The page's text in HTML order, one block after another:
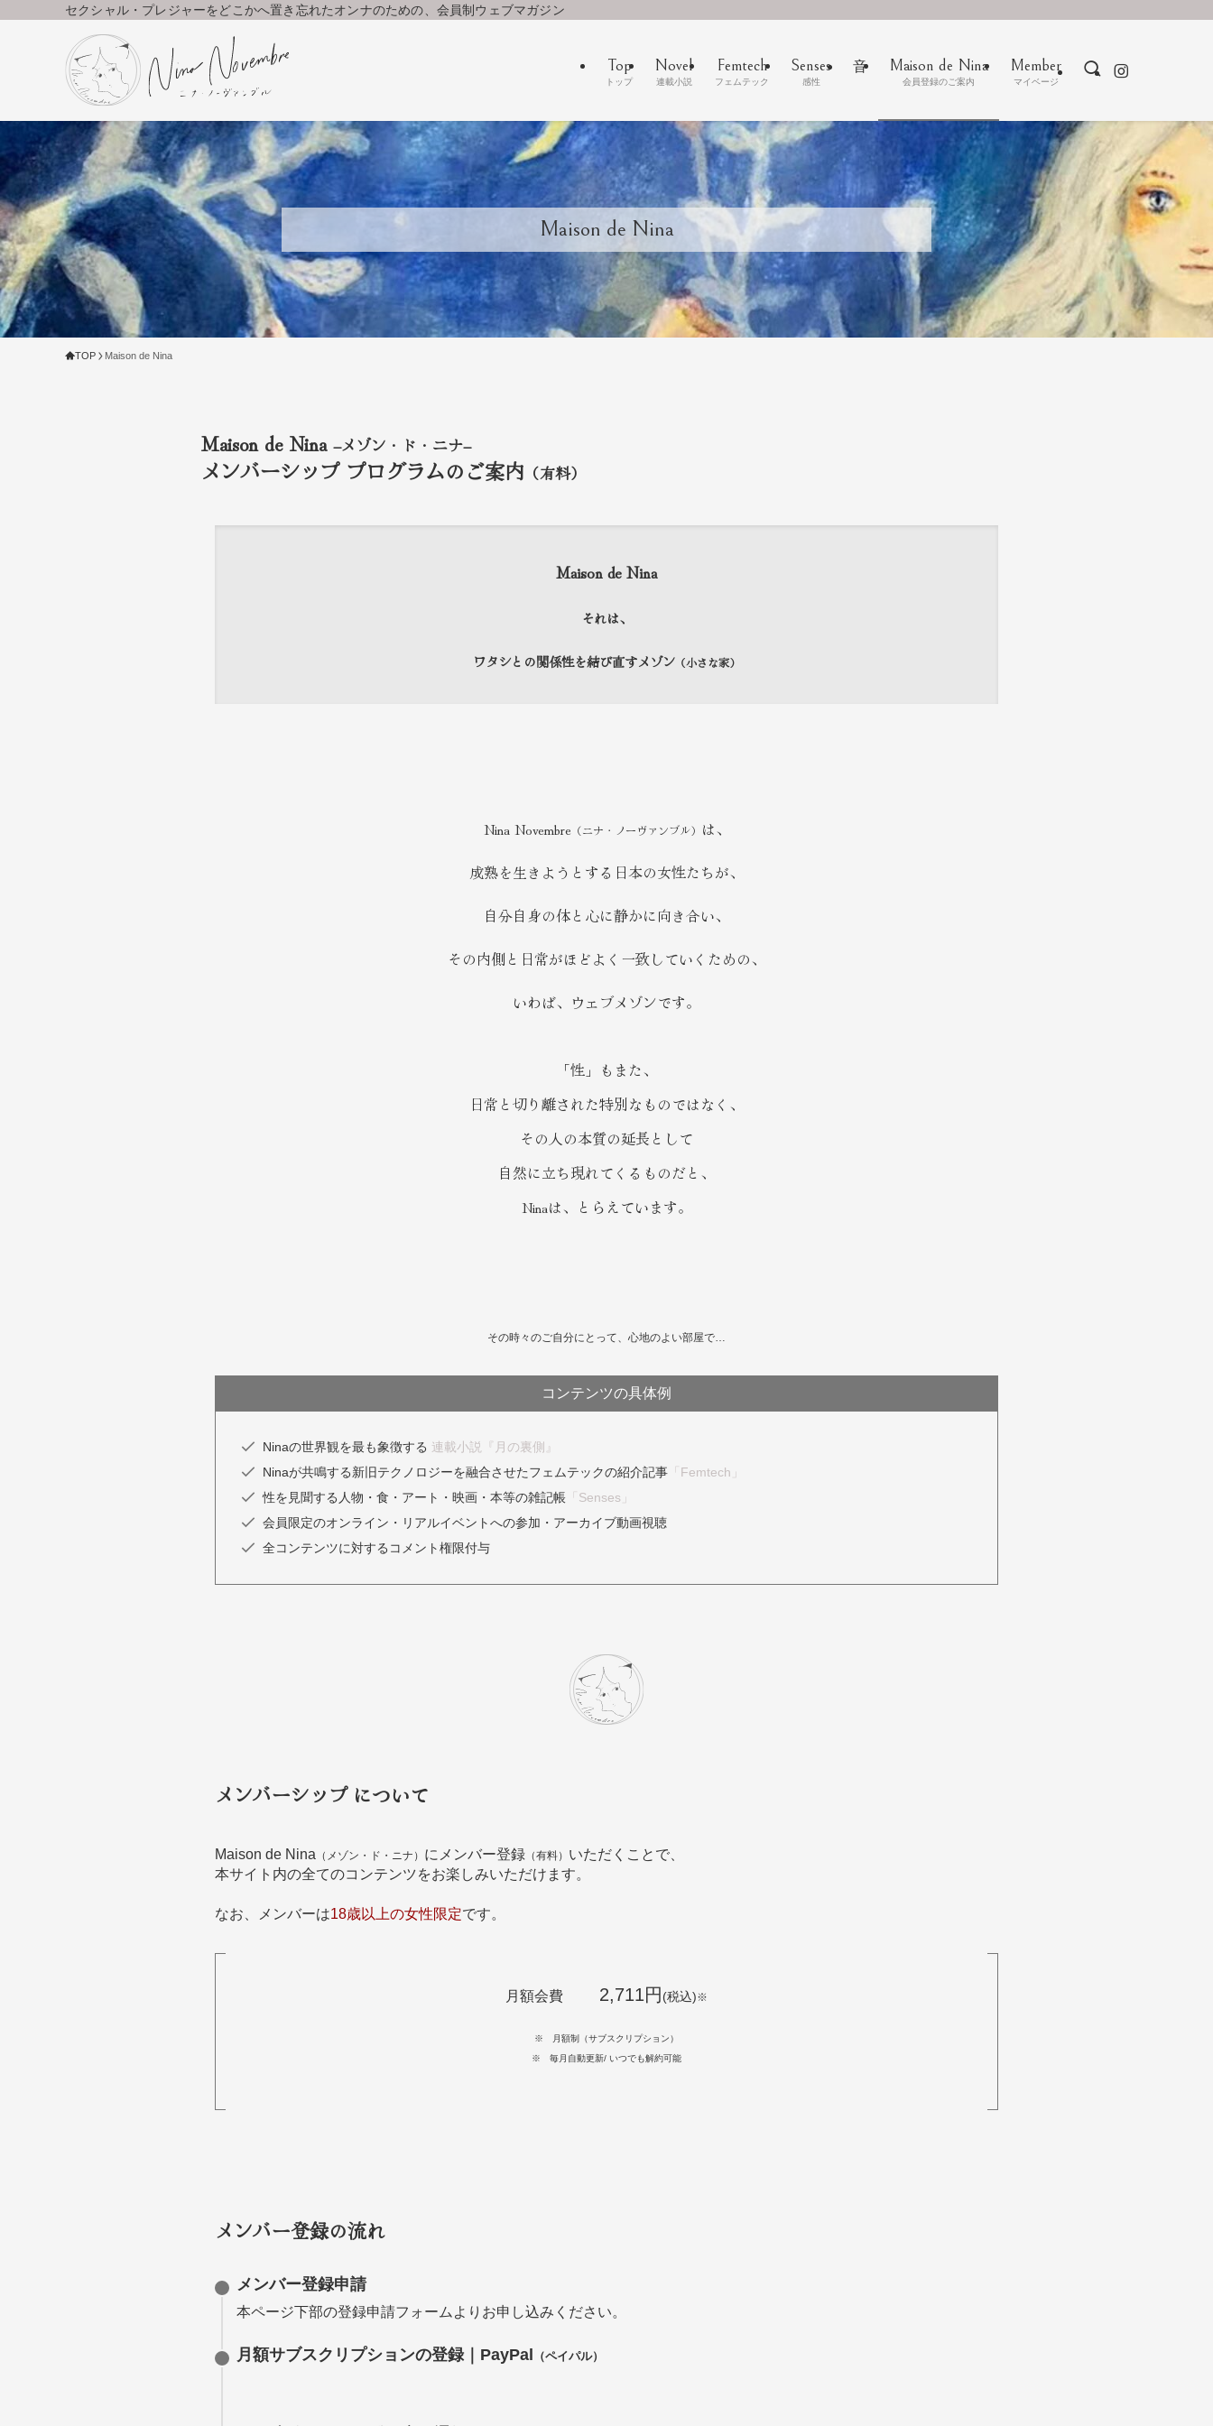
セクシャル・プレジャーをどこかへ置き忘れたオンナのための、会員制ウェブマガジン
Top
トップ
Novel
連載小説
Femtech
フェムテック
Senses
感性
音 Maison de Nina
会員登録のご案内
Member
マイベージ
Maison de Nina
TOP Maison de Nina
Maison de Nina –メゾン・ド・ニナ–
メンバーシップ プログラムのご案内 （有料）
Maison de Nina
それは、
ワタシとの関係性を結び直すメゾン （小さな家）
Nina Novembre（ニナ・ノーヴァンブル） は、
成熟を生きようとする日本の女性たちが、
自分自身の体と心に静かに向き合い、
その内側と日常がほどよく一致していくための、
いわば、ウェブメゾンです。
「性」もまた、
日常と切り離された特別なものではなく、
その人の本質の延長として
自然に立ち現れてくるものだと、
Ninaは、とらえています。
その時々のご自分にとって、心地のよい部屋で…
コンテンツの具体例
Ninaの世界観を最も象徴する 連載小説『月の裏側』
Ninaが共鳴する新旧テクノロジーを融合させたフェムテックの紹介記事 「Femtech」
性を見聞する人物・食・アート・映画・本等の雑記帳 「Senses」
会員限定のオンライン・リアルイベントへの参加・アーカイブ動画視聴
全コンテンツに対するコメント権限付与
メンバーシップ について
Maison de Nina （メゾン・ド・ニナ） にメンバー登録 （有料） いただくことで、
本サイト内の全てのコンテンツをお楽しみいただけます。
なお、メンバーは18歳以上の女性限定です。
月額会費 2,711円 (税込)※
※ 月額制（サブスクリプション）
※ 毎月自動更新/ いつでも解約可能
メンバー登録の流れ
メンバー登録申請
本ページ下部の登録申請フォームよりお申し込みください。
月額サブスクリプションの登録｜PayPal （ペイパル）